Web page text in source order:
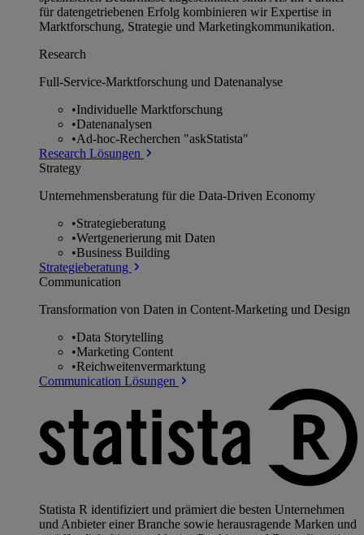
für datengetriebenen Erfolg kombinieren wir Expertise in
Marktforschung, Strategie und Marketingkommunikation.
Research
Full-Service-Marktforschung und Datenanalyse
•Individuelle Marktforschung
•Datenanalysen
•Ad-hoc-Recherchen "askStatista"
Research Lösungen
Strategy
Unternehmens­beratung für die Data-Driven Economy
•Strategieberatung
•Wertgenerierung mit Daten
•Business Building
Strategieberatung
Communication
Transformation von Daten in Content-Marketing und Design
•Data Storytelling
•Marketing Content
•Reichweitenvermarktung
Communication Lösungen
Statista R identifiziert und prämiert die besten Unternehmen
und Anbieter einer Branche sowie herausragende Marken und